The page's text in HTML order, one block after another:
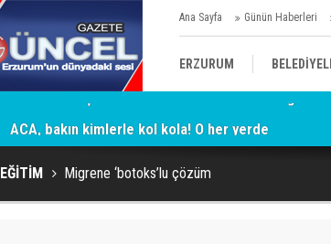
Ana Sayfa Günün Haberleri
ERZURUM
KÜLTÜR/SANAT//
ACA, bakın kimlerle kol kola! O her yerde
EĞİTİM Migrene ‘botoks’lu çözüm